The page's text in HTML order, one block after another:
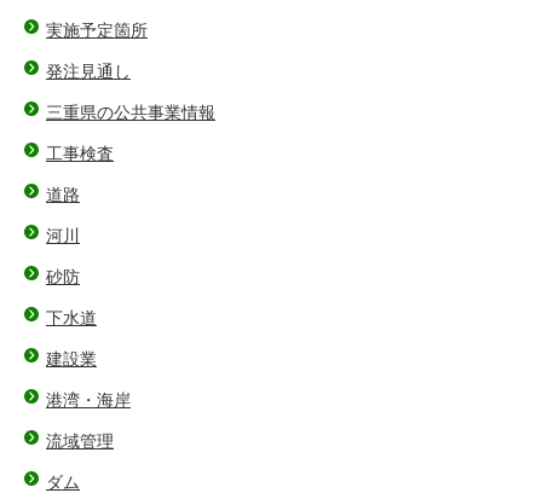
実施予定箇所
発注見通し
三重県の公共事業情報
工事検査
道路
河川
砂防
下水道
建設業
港湾・海岸
流域管理
ダム